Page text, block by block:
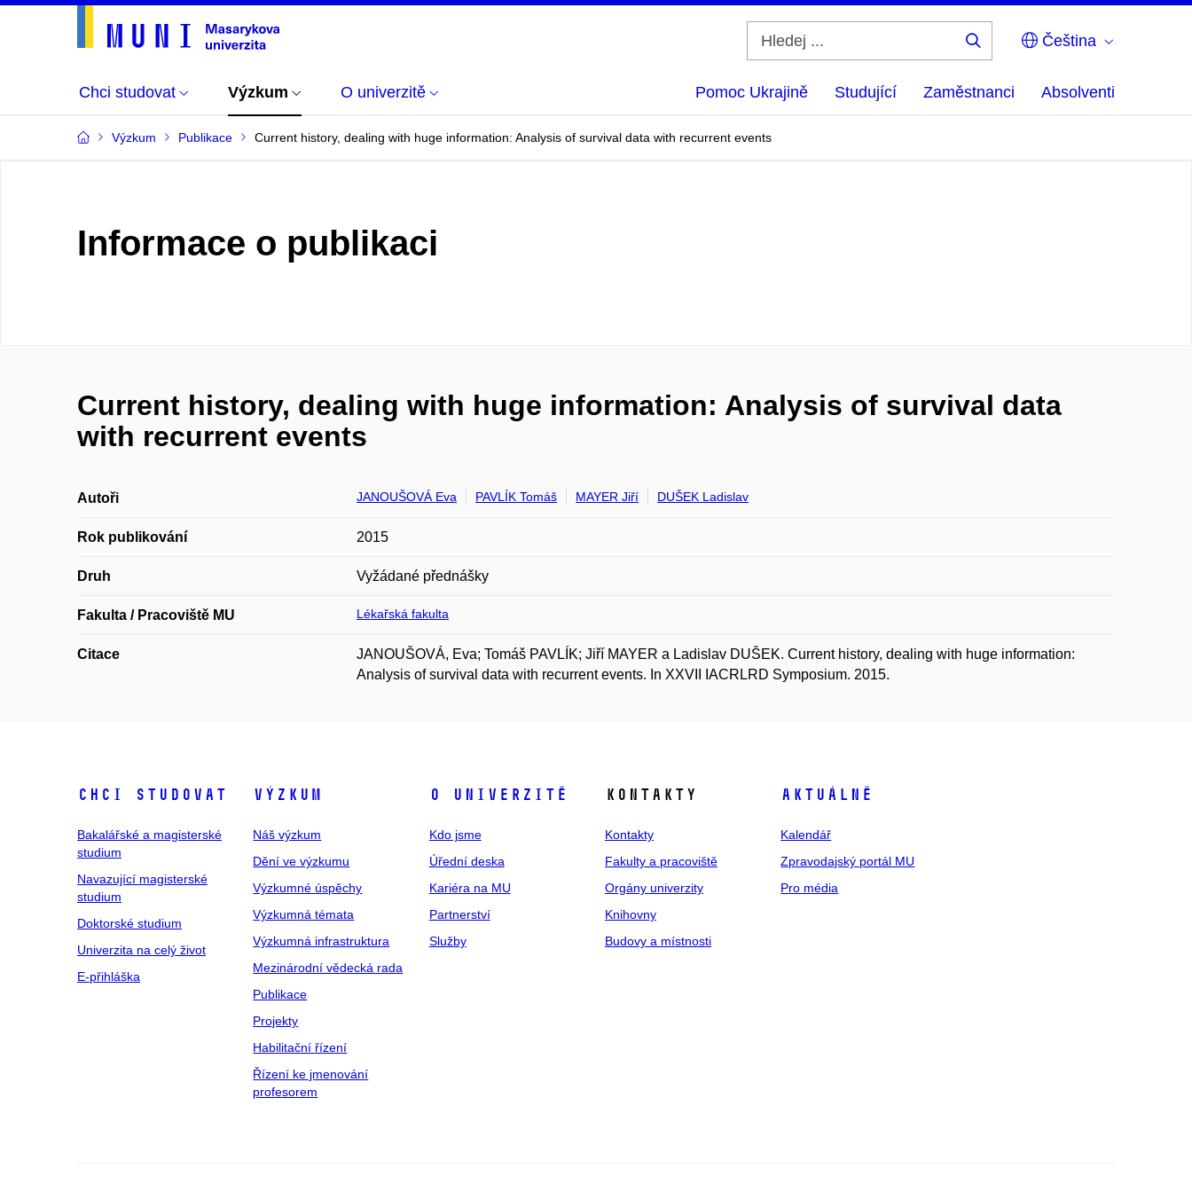
Čeština
Chci studovat Výzkum O univerzitě Pomoc Ukrajině Studující Zaměstnanci Absolventi
Výzkum Publikace Current history, dealing with huge information: Analysis of survival data with recurrent events
Informace o publikaci
Current history, dealing with huge information: Analysis of survival data
with recurrent events
Autoři JANOUŠOVÁ Eva PAVLÍK Tomáš MAYER Jiří DUŠEK Ladislav
Rok publikování 2015
Druh Vyžádané přednášky
Fakulta / Pracoviště MU Lékařská fakulta
Citace
JANOUŠOVÁ, Eva; Tomáš PAVLÍK; Jiří MAYER a Ladislav DUŠEK. Current history, dealing with huge information:
Analysis of survival data with recurrent events. In XXVII IACRLRD Symposium. 2015.
Chci studovat
Bakalářské a magisterské
studium
Navazující magisterské
studium
Doktorské studium
Univerzita na celý život
E-přihláška
Výzkum
Náš výzkum
Dění ve výzkumu
Výzkumné úspěchy
Výzkumná témata
Výzkumná infrastruktura
Mezinárodní vědecká rada
Publikace
Projekty
Habilitační řízení
Řízení ke jmenování
profesorem
O univerzitě
Kdo jsme
Úřední deska
Kariéra na MU
Partnerství
Služby
Kontakty
Kontakty
Fakulty a pracoviště
Orgány univerzity
Knihovny
Budovy a místnosti
Aktuálně
Kalendář
Zpravodajský portál MU
Pro média